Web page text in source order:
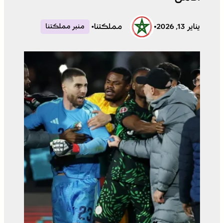
يناير 13, 2026 • مملكتنا• منبر مملكتنا